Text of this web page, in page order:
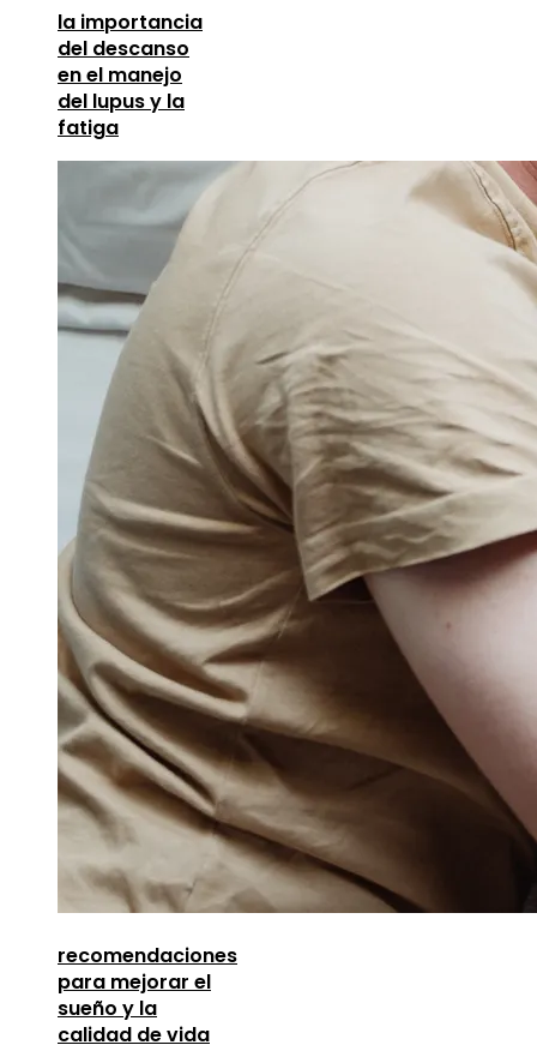
la importancia
del descanso
en el manejo
del lupus y la
fatiga
recomendaciones
para mejorar el
sueño y la
calidad de vida